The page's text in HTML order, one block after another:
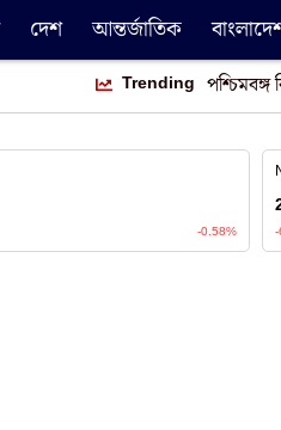
দেশ আন্তর্জাতিক
Trending পশ্চিমবঙ্গ